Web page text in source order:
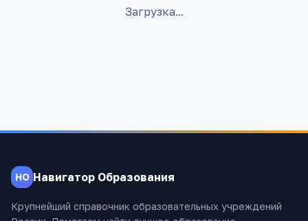
Загрузка...
НО Навигатор Образования
Крупнейший справочник образовательных учреждений